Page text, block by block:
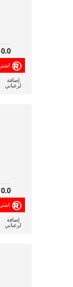
0.0
إضافة
لرغباتي
0.0
إضافة
لرغباتي